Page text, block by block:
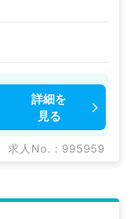
詳細を
見る
求人No. : 995959